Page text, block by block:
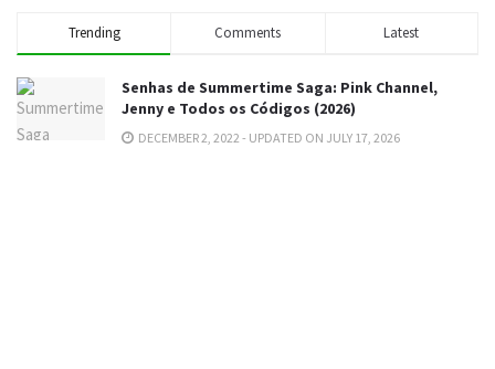
Trending Comments Latest
Senhas de Summertime Saga: Pink Channel,
Jenny e Todos os Códigos (2026)
DECEMBER 2, 2022 - UPDATED ON JULY 17, 2026